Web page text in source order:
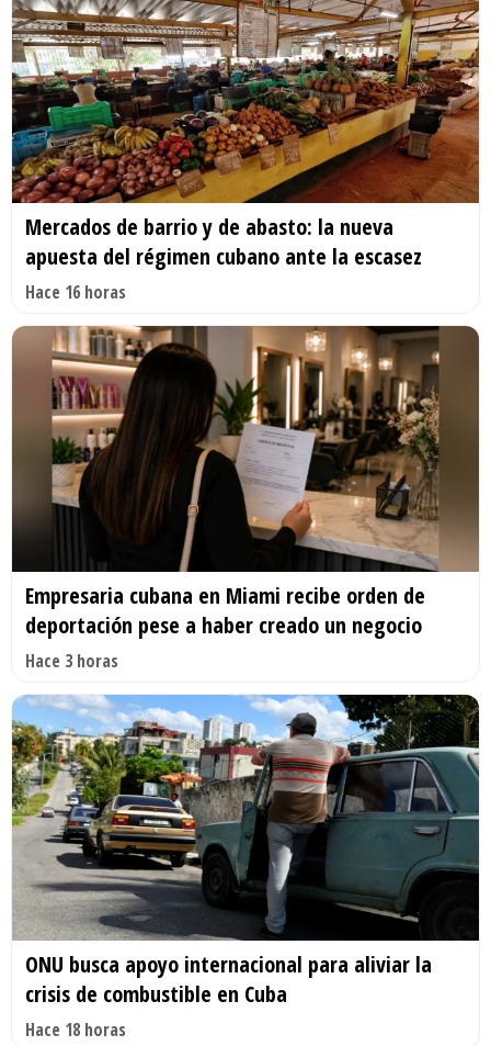
Mercados de barrio y de abasto: la nueva
apuesta del régimen cubano ante la escasez
Hace 16 horas
Empresaria cubana en Miami recibe orden de
deportación pese a haber creado un negocio
Hace 3 horas
ONU busca apoyo internacional para aliviar la
crisis de combustible en Cuba
Hace 18 horas